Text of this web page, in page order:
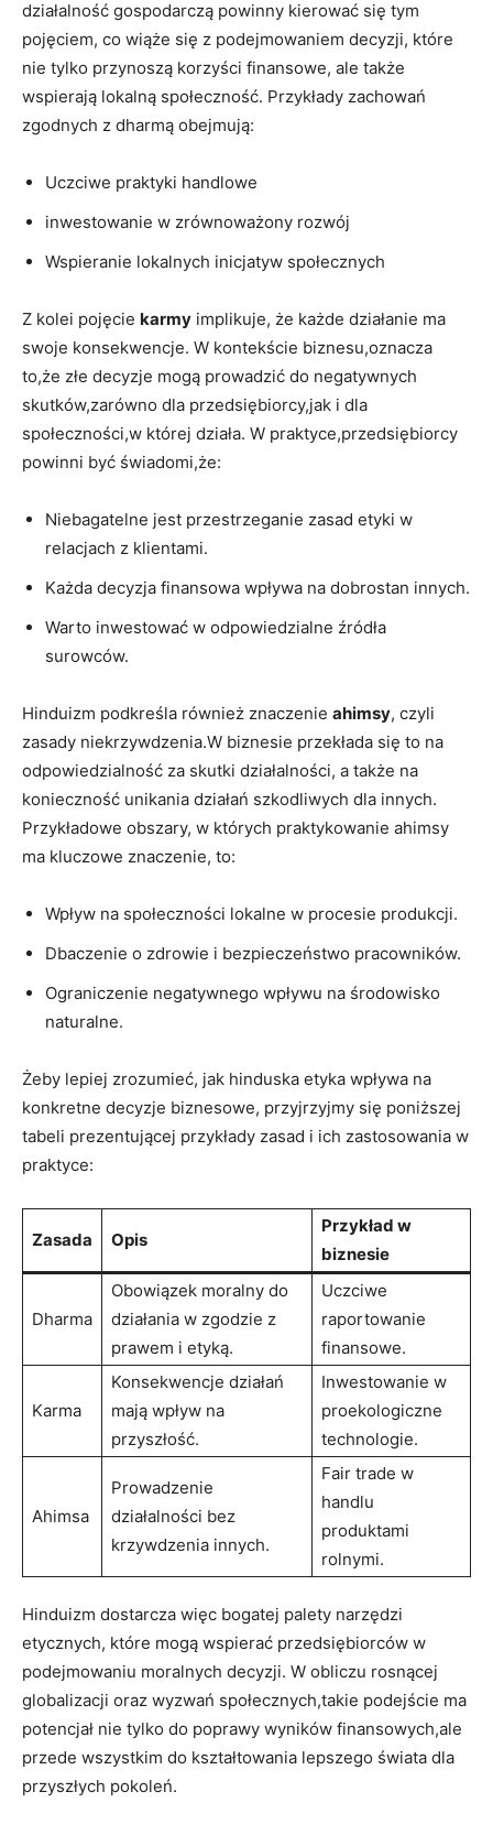
działalność gospodarczą powinny kierować się tym
pojęciem, co wiąże się z podejmowaniem decyzji, które
nie tylko przynoszą korzyści finansowe, ale także
wspierają lokalną społeczność. Przykłady zachowań
zgodnych z dharmą obejmują:
Uczciwe praktyki handlowe
inwestowanie w zrównoważony rozwój
Wspieranie lokalnych inicjatyw społecznych
Z kolei pojęcie karmy implikuje, że każde działanie ma
swoje konsekwencje. W kontekście biznesu,oznacza
to,że złe decyzje mogą prowadzić do negatywnych
skutków,zarówno dla przedsiębiorcy,jak i dla
społeczności,w której działa. W praktyce,przedsiębiorcy
powinni być świadomi,że:
Niebagatelne jest przestrzeganie zasad etyki w
relacjach z klientami.
Każda decyzja finansowa wpływa na dobrostan innych.
Warto inwestować w odpowiedzialne źródła
surowców.
Hinduizm podkreśla również znaczenie ahimsy, czyli
zasady niekrzywdzenia.W biznesie przekłada się to na
odpowiedzialność za skutki działalności, a także na
konieczność unikania działań szkodliwych dla innych.
Przykładowe obszary, w których praktykowanie ahimsy
ma kluczowe znaczenie, to:
Wpływ na społeczności lokalne w procesie produkcji.
Dbaczenie o zdrowie i bezpieczeństwo pracowników.
Ograniczenie negatywnego wpływu na środowisko
naturalne.
Żeby lepiej zrozumieć, jak hinduska etyka wpływa na
konkretne decyzje biznesowe, przyjrzyjmy się poniższej
tabeli prezentującej przykłady zasad i ich zastosowania w
praktyce:
Zasada Opis
Przykład w
biznesie
Dharma
Obowiązek moralny do
działania w zgodzie z
prawem i etyką.
Uczciwe
raportowanie
finansowe.
Karma
Konsekwencje działań
mają wpływ na
przyszłość.
Inwestowanie w
proekologiczne
technologie.
Ahimsa
Prowadzenie
działalności bez
krzywdzenia innych.
Fair trade w
handlu
produktami
rolnymi.
Hinduizm dostarcza więc bogatej palety narzędzi
etycznych, które mogą wspierać przedsiębiorców w
podejmowaniu moralnych decyzji. W obliczu rosnącej
globalizacji oraz wyzwań społecznych,takie podejście ma
potencjał nie tylko do poprawy wyników finansowych,ale
przede wszystkim do kształtowania lepszego świata dla
przyszłych pokoleń.